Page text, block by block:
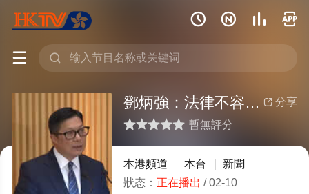
   
 
 分享
鄧炳強：法律不容危害國安行爲
很差較差還行推薦 暫無評分
本港頻道 本台
新聞
狀态： 正在播出 /02-10